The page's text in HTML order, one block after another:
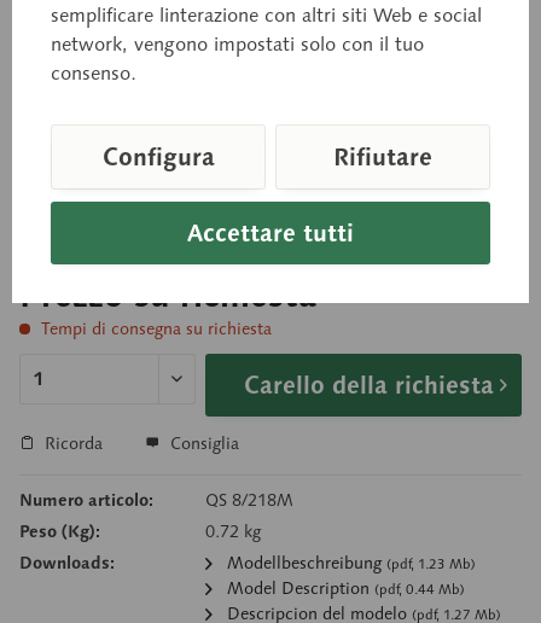
a grandezza naturale, in plastica SOMSO-Plast®,
secondo le indicazioni del Prof. Dr. Dr. J. W. Rohen,
Istituto Anatomico dell'Università di Erlangen. Il
modello è scomponibile in 18 singoli elementi che
corrispondono alle ossa naturali. Con i 4 muscoli
masticatori.
Prezzo su richiesta
Tempi di consegna su richiesta
Carello della richiesta
Ricorda Consiglia
Numero articolo:
QS 8/218M
Peso (Kg):
0.72 kg
Downloads:
Modellbeschreibung (pdf, 1.23 Mb)
Model Description (pdf, 0.44 Mb)
Descripcion del modelo (pdf, 1.27 Mb)
semplificare linterazione con altri siti Web e social
network, vengono impostati solo con il tuo
consenso.
Accettare tutti
Configura Rifiutare